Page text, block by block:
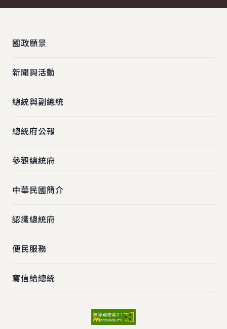
國政願景
新聞與活動
總統與副總統
總統府公報
參觀總統府
中華民國簡介
認識總統府
便民服務
寫信給總統